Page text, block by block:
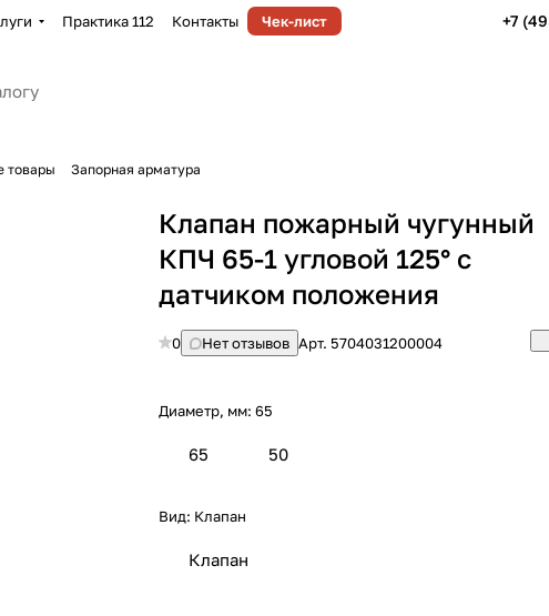
Практика 112 Контакты Чек-лист +7
товары Запорная арматура
Клапан пожарный чугунный
КПЧ 65-1 угловой 125° с
датчиком положения
0 Нет отзывов Арт. 5704031200004
Диаметр, мм:65
65 50
Вид: Клапан
Клапан